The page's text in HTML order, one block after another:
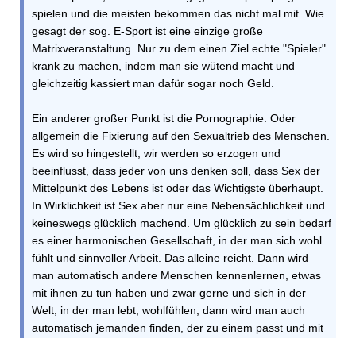
spielen und die meisten bekommen das nicht mal mit. Wie
gesagt der sog. E-Sport ist eine einzige große
Matrixveranstaltung. Nur zu dem einen Ziel echte "Spieler"
krank zu machen, indem man sie wütend macht und
gleichzeitig kassiert man dafür sogar noch Geld.
Ein anderer großer Punkt ist die Pornographie. Oder
allgemein die Fixierung auf den Sexualtrieb des Menschen.
Es wird so hingestellt, wir werden so erzogen und
beeinflusst, dass jeder von uns denken soll, dass Sex der
Mittelpunkt des Lebens ist oder das Wichtigste überhaupt.
In Wirklichkeit ist Sex aber nur eine Nebensächlichkeit und
keineswegs glücklich machend. Um glücklich zu sein bedarf
es einer harmonischen Gesellschaft, in der man sich wohl
fühlt und sinnvoller Arbeit. Das alleine reicht. Dann wird
man automatisch andere Menschen kennenlernen, etwas
mit ihnen zu tun haben und zwar gerne und sich in der
Welt, in der man lebt, wohlfühlen, dann wird man auch
automatisch jemanden finden, der zu einem passt und mit